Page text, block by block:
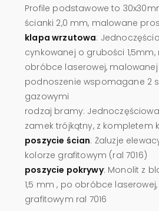
Profile podstawowe to
ścianki 2,0 mm, malowane
klapa wrzutowa:
cynkowanej o grubości
obróbce laserowej,
podnoszenie wspomagane 2
gazowymi
rodzaj bramy:
zamek trójkątny, z kompletem
poszycie ścian: Żaluzje
kolorze grafitowym (ral 7016)
poszycie pokrywy: Monolit z
1,5 mm , po obróbce
grafitowym ral 7016